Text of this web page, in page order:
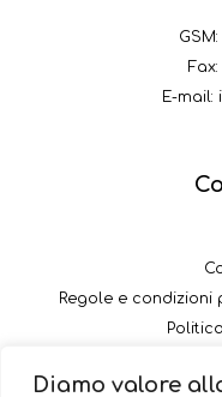
Diamo valore
GSM:
E-mail:
Regole e